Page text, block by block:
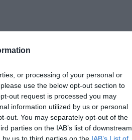
or processing of your personal or
use the below opt-out section to
out request is processed you may
information utilized by us or personal
out. You may separately opt-out of the
parties on the IAB’s list of downstream
us to third parties on the IAB’s List of